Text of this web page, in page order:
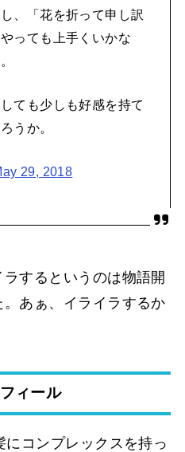
、「花を折って申し訳
っても上手くいかな
ても少しも好感を持て
うか。
29, 2018
するというのは物語開
あぁ、イライラするか
ィール
にコンプレックスを持っ